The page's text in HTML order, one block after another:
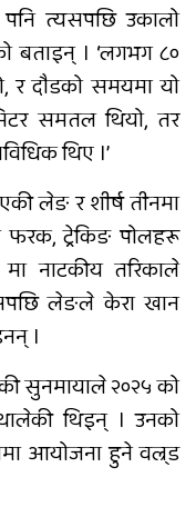
त्यसपछि उकालो
। ‘लगभग ८०
र दौडको समयमा यो
समतल थियो, तर
थिए ।’
लेङ र शीर्ष तीनमा
ट्रेकिङ पोलहरू
नाटकीय तरिकाले
लेङले केरा खान
।
सुनमायाले २०२५ को
थिइन् । उनको
आयोजना हुने वल्र्ड